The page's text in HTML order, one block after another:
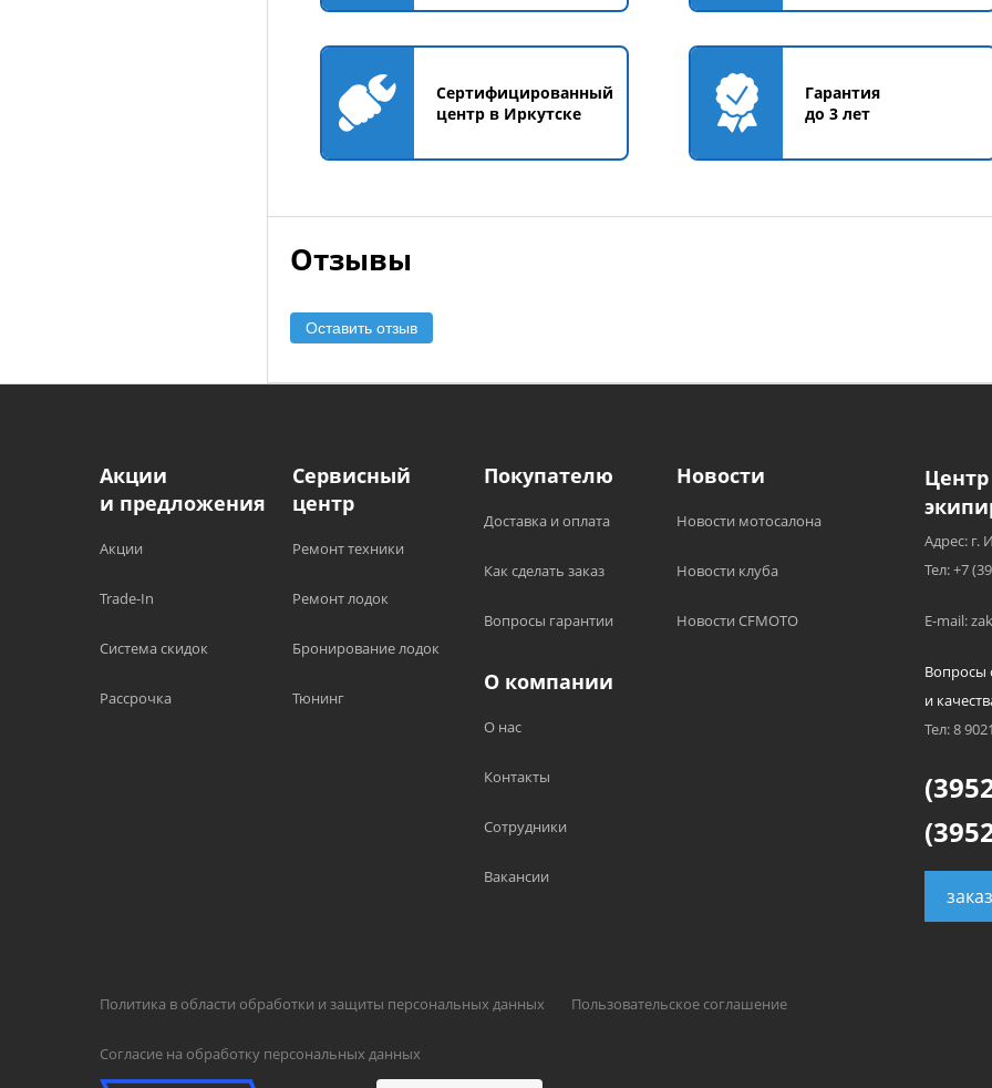
Сертифицированный
центр в Иркутске
Гарантия
до 3 лет
Отзывы
Оставить отзыв
Акции
и предложения
Акции
Trade-In
Система скидок
Рассрочка
Сервисный
центр
Ремонт техники
Ремонт лодок
Бронирование лодок
Тюнинг
Покупателю
Доставка и оплата
Как сделать заказ
Вопросы гарантии
Новости
Новости мотосалона
Новости клуба
Новости CFMOTO
О компании
О нас
Контакты
Сотрудники
Вакансии
Политика в области обработки и защиты персональных данных Пользовательское соглашение
Согласие на обработку персональных данных
Адрес: г.
Тел: +7
E-mail:
Вопросы
и
Тел: 8